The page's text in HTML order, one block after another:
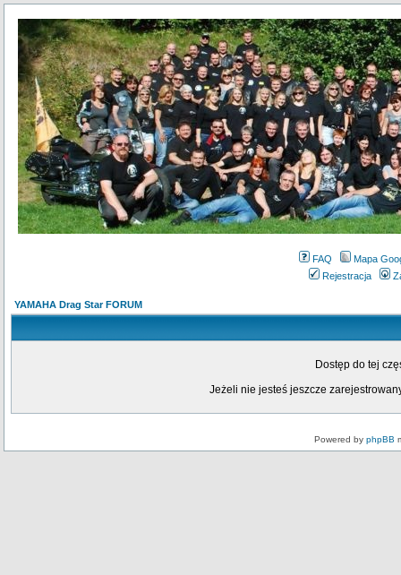
FAQ
Mapa
Rejestracja
YAMAHA Drag Star FORUM
Dostęp do tej
Jeżeli nie jesteś jeszcze
Powered by phpBB